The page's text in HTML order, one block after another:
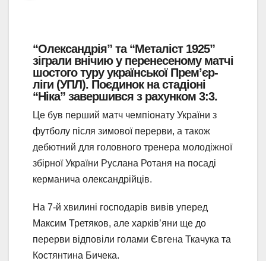
“Олександрія” та “Металіст 1925”
зіграли внічию у перенесеному матчі
шостого туру української Прем’єр-
ліги (УПЛ). Поєдинок на стадіоні
“Ніка” завершився з рахунком 3:3.
Це був перший матч чемпіонату України з
футболу після зимової перерви, а також
дебютний для головного тренера молодіжної
збірної України Руслана Ротаня на посаді
керманича олександрійців.
На 7-й хвилині господарів вивів уперед
Максим Третяков, але харків’яни ще до
перерви відповіли голами Євгена Ткачука та
Костянтина Бичека.